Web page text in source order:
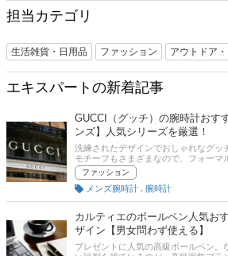
担当カテゴリ
生活雑貨・日用品 ファッション アウトドア
エキスパートの新着記事
GUCCI（グッチ）の腕時計おす
ンズ】人気シリーズを厳選！
洗練されたデザインでおしゃれなグッ
モチーフもさまざまなので、フォーマ
タイルに合わせられるアイテムが勢揃
は、グッチの腕時計のおすすめと選び
ディース共にピックアップしました。
口コミも参考にしてみてくださいね！
ファッション
メンズ腕時計
腕時計
カルティエのボールペン人気お
ザイン【男女問わず使える】
プレゼントに人気の高級ボールペン。